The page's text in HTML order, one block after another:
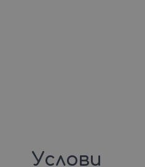
Услови